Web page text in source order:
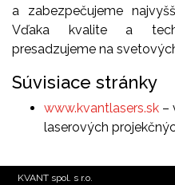
a zabezpečujeme
Vďaka kvalite a
presadzujeme na
Súvisiace stránky
www.kvantlasers.sk –
laserových
KVANT spol. s r.o.